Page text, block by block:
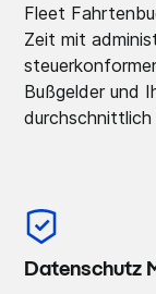
Fleet
Zeit mit
Bußgelder und
Datenschutz